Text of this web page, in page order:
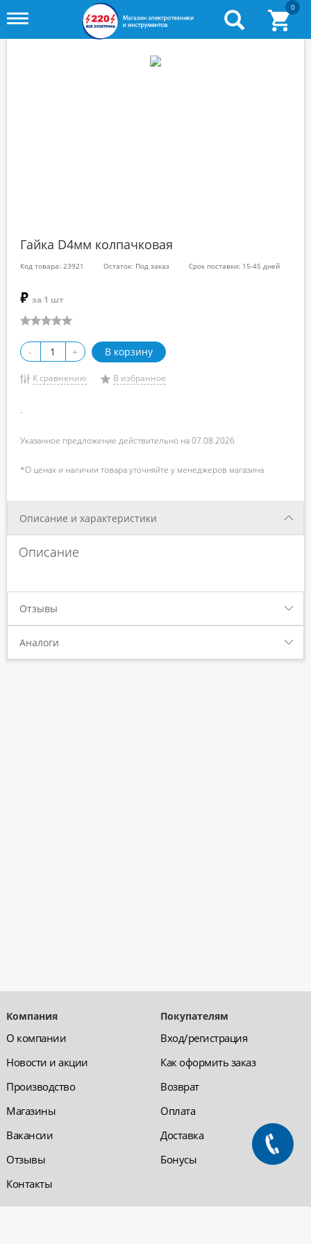
Toggle
0
Гайка D4мм колпачковая
Код товара: 23921 Остаток: Под заказ Срок поставки: 15-45 дней
₽ за 1 шт
- + В корзину
К сравнению В избранное
-
Указанное предложение действительно на 07.08.2026
*О ценах и наличии товара уточняйте у менеджеров магазина
Описание и характеристики
Описание
Отзывы
Аналоги
Компания
О компании
Новости и акции
Производство
Магазины
Вакансии
Отзывы
Контакты
Покупателям
Вход/регистрация
Как оформить заказ
Возврат
Оплата
Доставка
Бонусы
Обратная связь Компания «220 ВСЯ